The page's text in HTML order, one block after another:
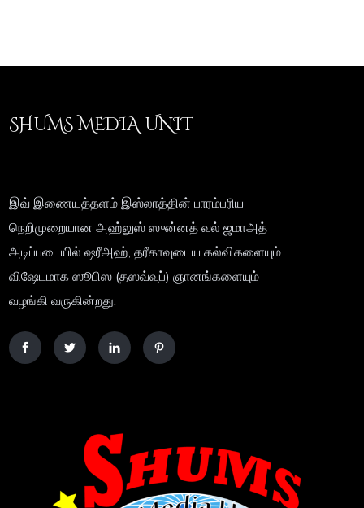
SHUMS MEDIA UNIT
இவ் இணையத்தளம் இஸ்லாத்தின் பாரம்பரிய
நெறிமுறையான அஹ்லுஸ் ஸுன்னத் வல் ஜமாஅத்
அடிப்படையில் ஷரீஅஹ், தரீகாவுடைய கல்விகளையும்
விஷேடமாக ஸூபிஸ (தஸவ்வுப்) ஞானங்களையும்
வழங்கி வருகின்றது.